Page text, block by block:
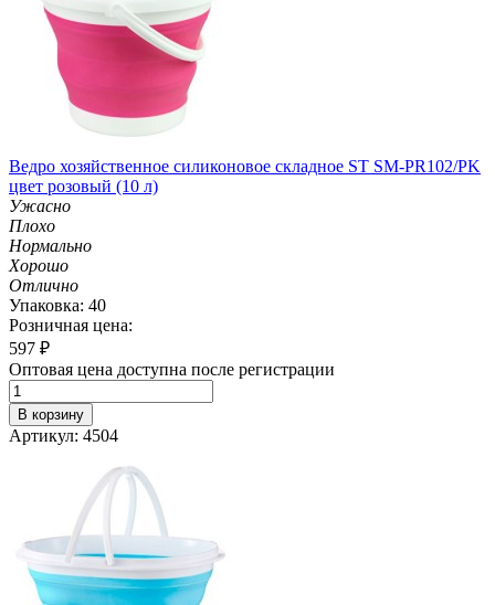
Ведро хозяйственное силиконовое складное ST SM-PR102/PK
цвет розовый (10 л)
Ужасно
Плохо
Нормально
Хорошо
Отлично
Упаковка: 40
Розничная цена:
597 ₽
Оптовая цена доступна после регистрации
В корзину
Артикул: 4504